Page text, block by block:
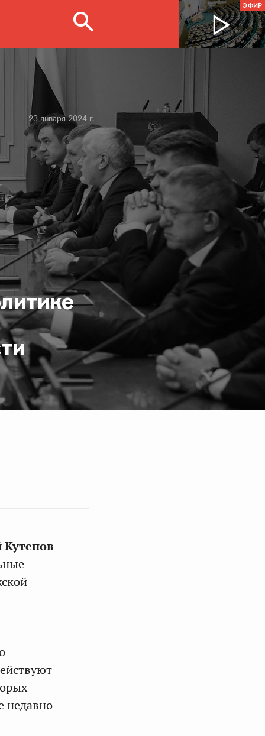
ЭФИР
23 января 2024 г.
недавно